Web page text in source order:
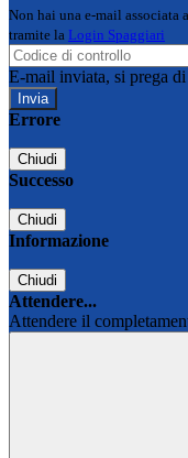
Non hai una e-mail associata
tramite la Login Spaggiari
E-mail inviata, si prega
Errore
Chiudi
Successo
Chiudi
Informazione
Chiudi
Attendere...
Attendere il